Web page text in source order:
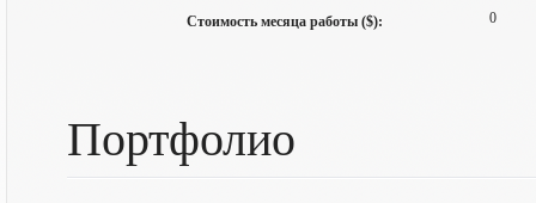
Стоимость месяца работы ($): 0
Портфолио